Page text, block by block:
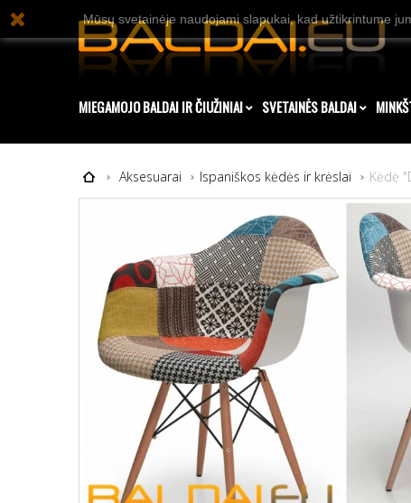
MIEGAMOJO BALDAI IR ČIUŽINIAI SVETAINĖS BALDAI
Aksesuarai Ispaniškos kėdės ir krėslai Kėdė
Mūsų svetainėje naudojami slapukai, kad užtikrintume